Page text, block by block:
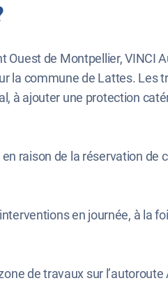
de Montpellier, VINCI
la commune de Lattes.
à ajouter une protection
raison de la réservation
en journée, à la
de travaux sur